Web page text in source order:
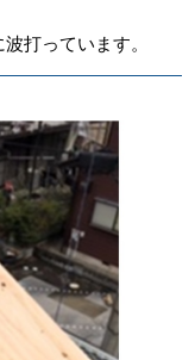
打っています。